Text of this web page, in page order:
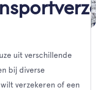
uit verschillende
bij diverse
verzekeren of een